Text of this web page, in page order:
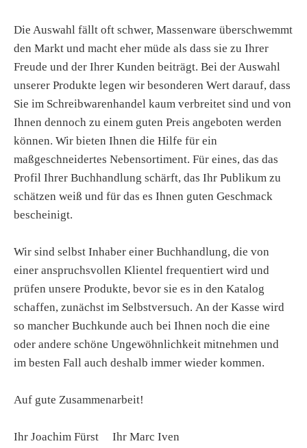
Die Auswahl fällt oft schwer, Massenware überschwemmt
den Markt und macht eher müde als dass sie zu Ihrer
Freude und der Ihrer Kunden beiträgt. Bei der Auswahl
unserer Produkte legen wir besonderen Wert darauf, dass
Sie im Schreibwarenhandel kaum verbreitet sind und von
Ihnen dennoch zu einem guten Preis angeboten werden
können. Wir bieten Ihnen die Hilfe für ein
maßgeschneidertes Nebensortiment. Für eines, das das
Profil Ihrer Buchhandlung schärft, das Ihr Publikum zu
schätzen weiß und für das es Ihnen guten Geschmack
bescheinigt.
Wir sind selbst Inhaber einer Buchhandlung, die von
einer anspruchsvollen Klientel frequentiert wird und
prüfen unsere Produkte, bevor sie es in den Katalog
schaffen, zunächst im Selbstversuch. An der Kasse wird
so mancher Buchkunde auch bei Ihnen noch die eine
oder andere schöne Ungewöhnlichkeit mitnehmen und
im besten Fall auch deshalb immer wieder kommen.
Auf gute Zusammenarbeit!
Ihr Joachim Fürst Ihr Marc Iven